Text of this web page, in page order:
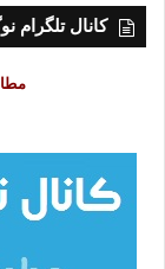
کانال تلگرام